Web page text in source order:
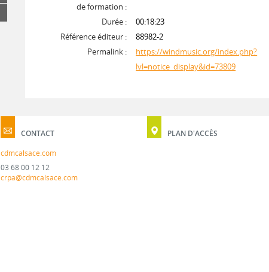
de formation :
Durée :
00:18:23
Référence éditeur :
88982-2
Permalink :
https://windmusic.org/index.php?
lvl=notice_display&id=73809
CONTACT
cdmcalsace.com
03 68 00 12 12
crpa@cdmcalsace.com
PLAN D'ACCÈS